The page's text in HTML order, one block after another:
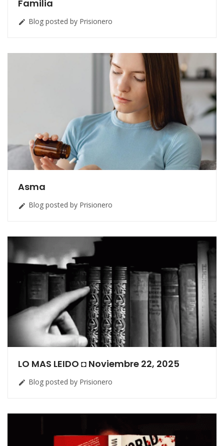
Familia
 Blog posted by Prisionero
Asma
 Blog posted by Prisionero
LO MAS LEIDO ◘ Noviembre 22, 2025
 Blog posted by Prisionero